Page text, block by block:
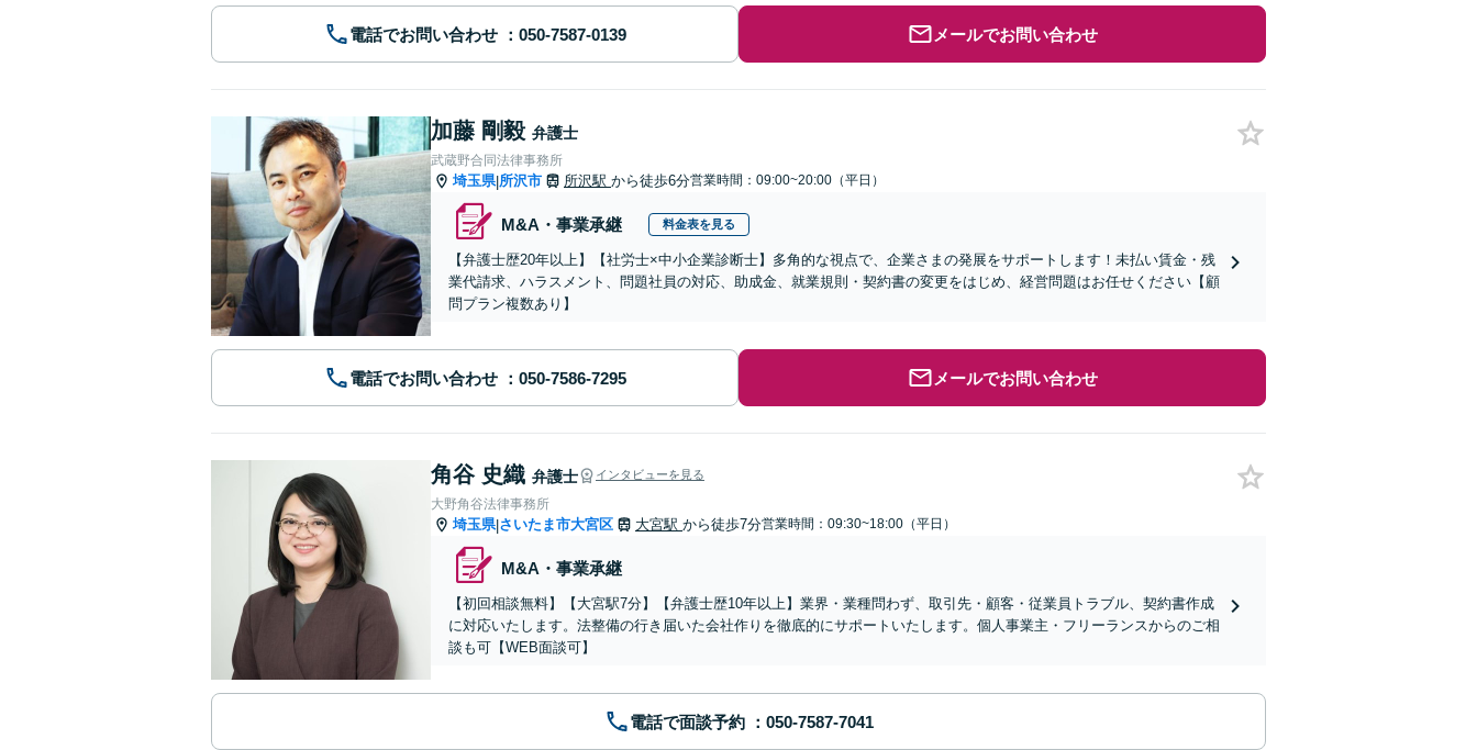
電話でお問い合わせ メールでお問い合わせ
加藤 剛毅 弁護士
武蔵野合同法律事務所
埼玉県|所沢市 所沢駅 から徒歩6分営業時間：09:00~20:00（平日）
M&A・事業承継 料金表を見る
【弁護士歴20年以上】【社労士×中小企業診断士】多角的な視点で、企業さまの発展をサポートします！未払い賃金・残
業代請求、ハラスメント、問題社員の対応、助成金、就業規則・契約書の変更をはじめ、経営問題はお任せください【顧
問プラン複数あり】
電話でお問い合わせ メールでお問い合わせ
角谷 史織 弁護士 インタビューを見る
大野角谷法律事務所
埼玉県|さいたま市大宮区 大宮駅 から徒歩7分営業時間：09:30~18:00（平日）
M&A・事業承継
【初回相談無料】【大宮駅7分】【弁護士歴10年以上】業界・業種問わず、取引先・顧客・従業員トラブル、契約書作成
に対応いたします。法整備の行き届いた会社作りを徹底的にサポートいたします。個人事業主・フリーランスからのご相
談も可【WEB面談可】
電話で面談予約